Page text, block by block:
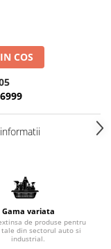
COS
Gama variata
de produse pentru
tale din sectorul auto si
industrial.